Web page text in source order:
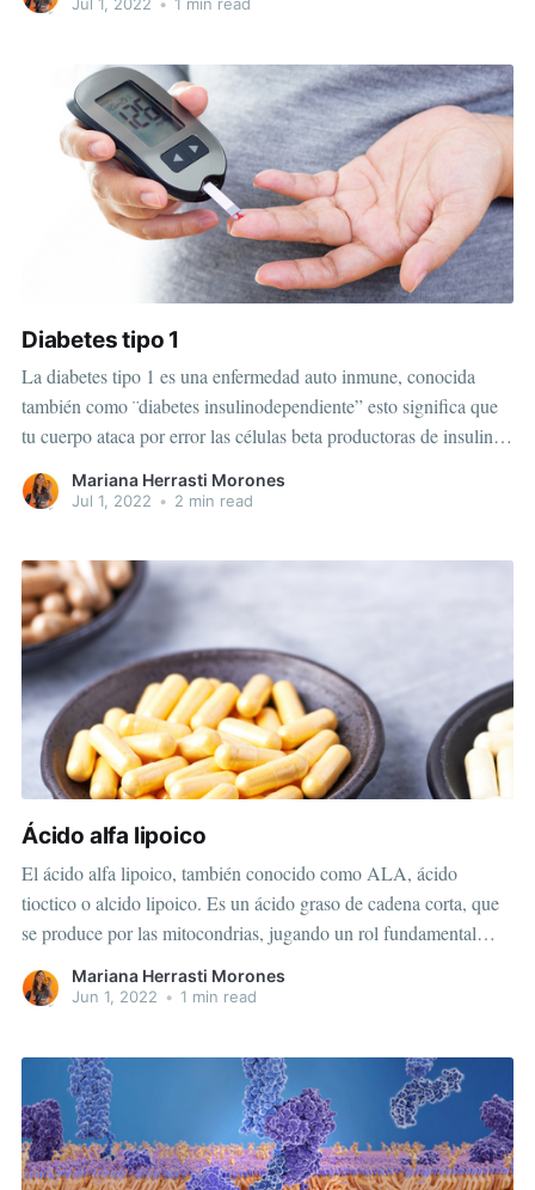
Jul 1, 2022 • 1 min read
Diabetes tipo 1
La diabetes tipo 1 es una enfermedad auto inmune, conocida
también como ¨diabetes insulinodependiente” esto significa que
tu cuerpo ataca por error las células beta productoras de insulina
en el páncreas.Se desconoce la causa exacta, pero se adjudican a
factores hereditarios, exposición a virus y factores ambientales.
Mariana Herrasti Morones
Jul 1, 2022 • 2 min read
Ácido alfa lipoico
El ácido alfa lipoico, también conocido como ALA, ácido
tioctico o alcido lipoico. Es un ácido graso de cadena corta, que
se produce por las mitocondrias, jugando un rol fundamental
reacciones mitocondriales, convirtiendo la glucosa en energía
Mariana Herrasti Morones
Jun 1, 2022 • 1 min read